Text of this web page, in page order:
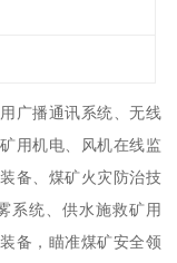
广播通讯系统、无线
用机电、风机在线监
备、煤矿火灾防治技
系统、供水施救矿用
备，瞄准煤矿安全领